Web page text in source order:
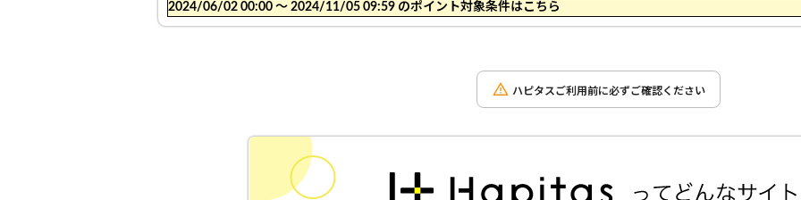
2024/06/02 00:00 〜 2024/11/05 09:59 のポイント対象条件はこちら
ハピタスご利用前に必ずご確認ください